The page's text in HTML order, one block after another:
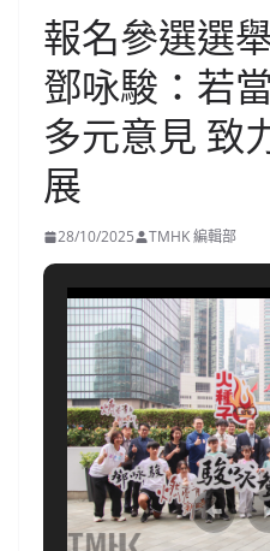
報名參選選
鄧咏駿：若
多元意見 致
展
28/10/2025 TMHK 編輯部